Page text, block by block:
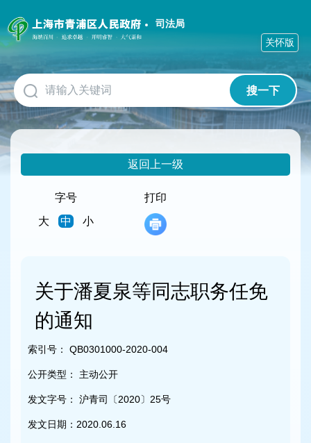
障
碍
作
说
明
跳
到
网
司法局
搜一下
关怀版
返回上一级
字号
大
中 小
打印
关于潘夏泉等同志职务任免
的通知
索引号： QB0301000-2020-004
公开类型： 主动公开
发文字号： 沪青司〔2020〕25号
发文日期： 2020.06.16